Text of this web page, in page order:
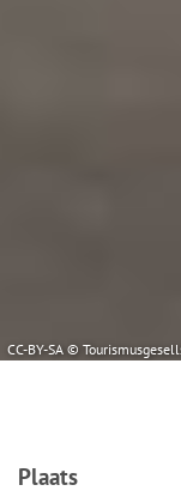
CC-BY-SA ©
Plaats